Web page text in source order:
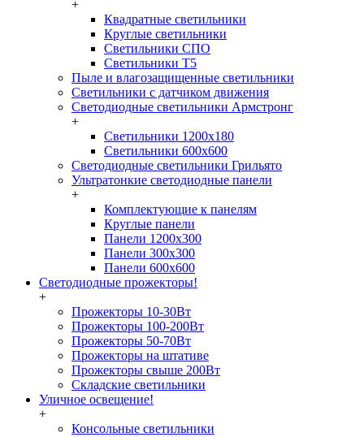
+
Квадратные светильники
Круглые светильники
Светильники СПО
Светильники Т5
Пыле и влагозащищенные светильники
Светильники с датчиком движения
Светодиодные светильники Армстронг
+
Светильники 1200х180
Светильники 600х600
Светодиодные светильники Грильято
Ультратонкие светодиодные панели
+
Комплектующие к панелям
Круглые панели
Панели 1200х300
Панели 300х300
Панели 600х600
Светодиодные прожекторы!
+
Прожекторы 10-30Вт
Прожекторы 100-200Вт
Прожекторы 50-70Вт
Прожекторы на штативе
Прожекторы свыше 200Вт
Складские светильники
Уличное освещение!
+
Консольные светильники